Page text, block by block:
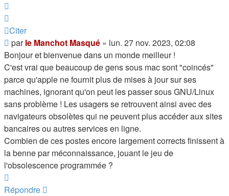
Citer
Message
parle Manchot Masqué » lun. 27 nov. 2023, 02:08
Bonjour et bienvenue dans un monde meilleur !
C'est vrai que beaucoup de gens sous mac sont "coincés"
parce qu'apple ne fournit plus de mises à jour sur ses
machines, ignorant qu'on peut les passer sous GNU/Linux
sans problème ! Les usagers se retrouvent ainsi avec des
navigateurs obsolètes qui ne peuvent plus accéder aux sites
bancaires ou autres services en ligne.
Combien de ces postes encore largement corrects finissent à
la benne par méconnaissance, jouant le jeu de
l'obsolescence programmée ?
Répondre